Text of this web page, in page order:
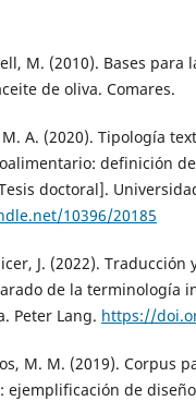
M. (2010). Bases para
de oliva. Comares.
A. (2020). Tipología
definición
doctoral].
10396/20185
J. (2022). Traducción
de la terminología
Peter Lang. https://
M. M. (2019). Corpus
ejemplificación de